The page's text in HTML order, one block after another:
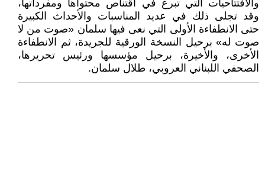
والافتتاحيات التي تبرع في اقتناص محتواها ومفرداتها،
وقد تجلى ذلك في عديد المناسبات والأحداث الكبيرة
حتى الانطفاءة الأولى التي نعى فيها سلمان «صوت من لا
صوت له» برحيل النسخة الورقية للجريدة، ثم الانطفاءة
الأخرى، والأخيرة، برحيل مؤسسها ورئيس تحريرها،
الصحفي اللبناني العروبي، طلال سلمان.